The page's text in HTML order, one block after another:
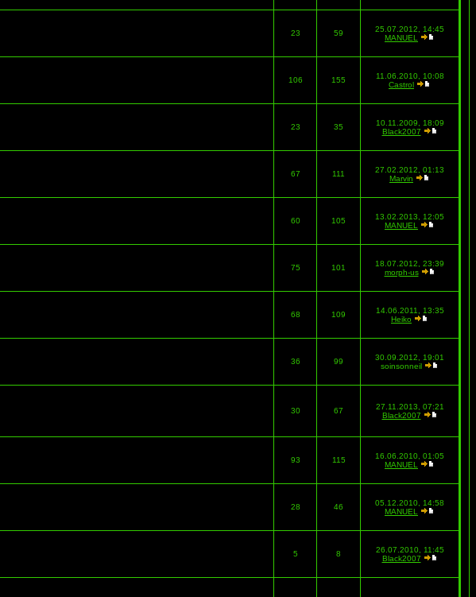
23 59
25.07.2012, 14:45
MANUEL
106 155
11.06.2010, 10:08
Castrol
23 35
10.11.2009, 18:09
Black2007
67 111
27.02.2012, 01:13
Marvin
60 105
13.02.2013, 12:05
MANUEL
75 101
18.07.2012, 23:39
morph-us
68 109
14.06.2011, 13:35
Heiko
36 99
30.09.2012, 19:01
soinsonneil
30 67
27.11.2013, 07:21
Black2007
93 115
16.06.2010, 01:05
MANUEL
28 46
05.12.2010, 14:58
MANUEL
5 8
26.07.2010, 11:45
Black2007